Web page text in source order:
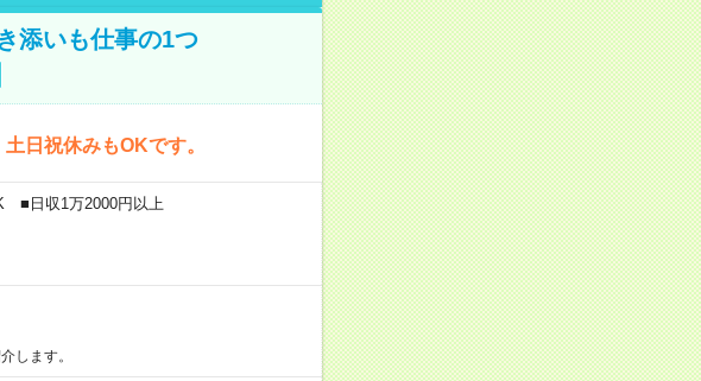
添いも仕事の1つ
日祝休みもOKです。
■日収1万2000円以上
します。